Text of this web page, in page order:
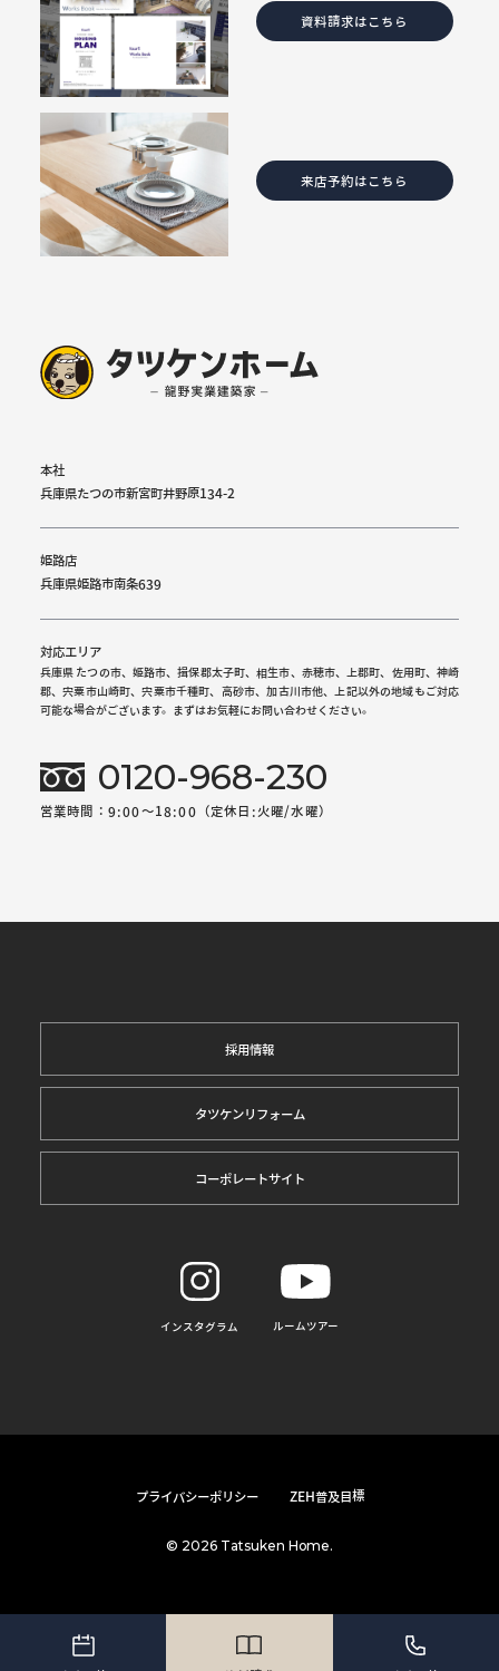
資料請求はこちら
来店予約はこちら
本社
兵庫県たつの市新宮町井野原134-2
姫路店
兵庫県姫路市南条639
対応エリア
兵庫県 たつの市、姫路市、揖保郡太子町、相生市、赤穂市、上郡町、佐用町、神崎
郡、宍粟市山崎町、宍粟市千種町、高砂市、加古川市他、上記以外の地域もご対応
可能な場合がございます。まずはお気軽にお問い合わせください。
0120-968-230
営業時間：9:00～18:00（定休日:火曜/水曜）
採用情報
タツケンリフォーム
コーポレートサイト
インスタグラム ルームツアー
プライバシーポリシー ZEH普及目標
© 2026 Tatsuken Home.